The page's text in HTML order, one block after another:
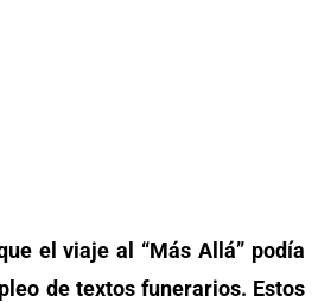
el viaje al “Más Allá” podía
de textos funerarios. Estos